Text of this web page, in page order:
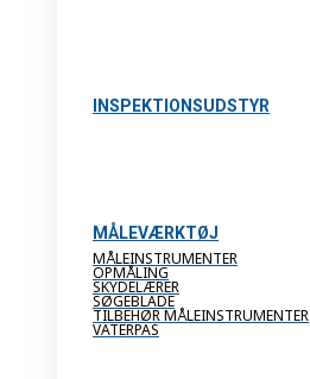
INSPEKTIONSUDSTYR
MÅLEVÆRKTØJ
MÅLEINSTRUMENTER
OPMÅLING
SKYDELÆRER
SØGEBLADE
TILBEHØR MÅLEINSTRUMENTER
VATERPAS